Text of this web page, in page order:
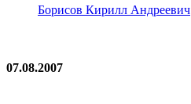
Борисов Кирилл Андреевич
07.08.2007